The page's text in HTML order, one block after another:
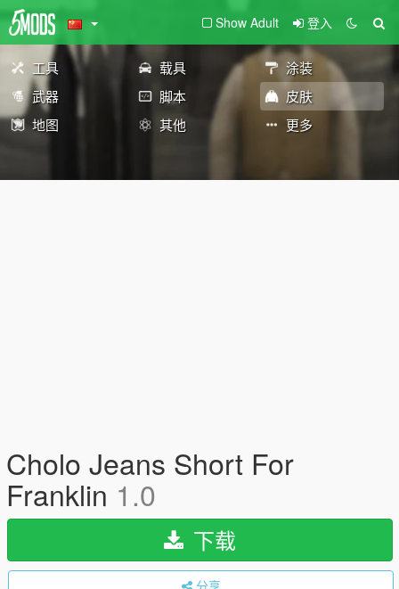
Show Adult 登入
工具 载具
涂装
武器
脚本
皮肤
地图
其他 更多
Cholo Jeans Short For
Franklin 1.0
下载
分享